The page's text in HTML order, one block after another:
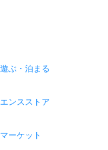
ぶ・泊まる
ンスストア
ーケット